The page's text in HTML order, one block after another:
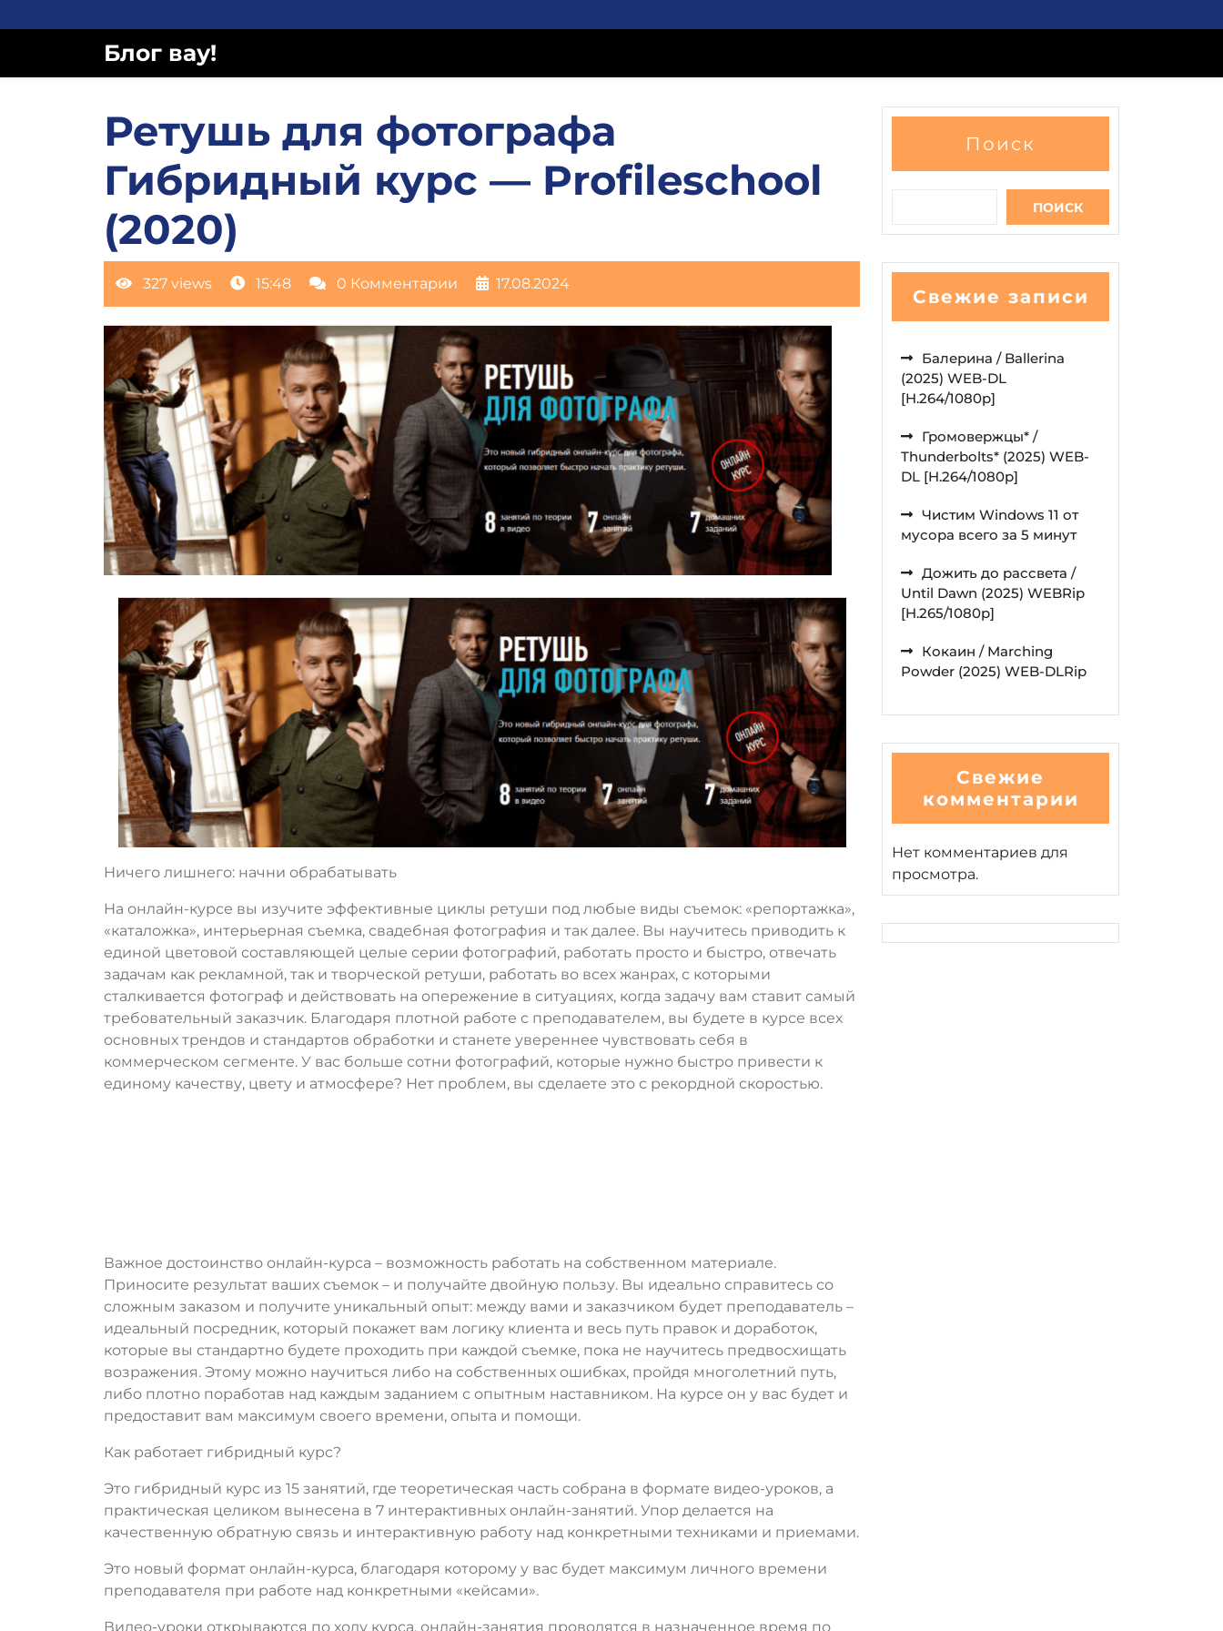
к
Блог вау!
Ретушь для фотографа
Гибридный курс — Profileschool
(2020)
327 views 15:48 0 Комментарии 17.08.2024
Ничего лишнего: начни обрабатывать
На онлайн-курсе вы изучите эффективные циклы ретуши под любые виды съемок: «репортажка»,
«каталожка», интерьерная съемка, свадебная фотография и так далее. Вы научитесь приводить к
единой цветовой составляющей целые серии фотографий, работать просто и быстро, отвечать
задачам как рекламной, так и творческой ретуши, работать во всех жанрах, с которыми
сталкивается фотограф и действовать на опережение в ситуациях, когда задачу вам ставит самый
требовательный заказчик. Благодаря плотной работе с преподавателем, вы будете в курсе всех
основных трендов и стандартов обработки и станете увереннее чувствовать себя в
коммерческом сегменте. У вас больше сотни фотографий, которые нужно быстро привести к
единому качеству, цвету и атмосфере? Нет проблем, вы сделаете это с рекордной скоростью.
Важное достоинство онлайн-курса – возможность работать на собственном материале.
Приносите результат ваших съемок – и получайте двойную пользу. Вы идеально справитесь со
сложным заказом и получите уникальный опыт: между вами и заказчиком будет преподаватель –
идеальный посредник, который покажет вам логику клиента и весь путь правок и доработок,
которые вы стандартно будете проходить при каждой съемке, пока не научитесь предвосхищать
возражения. Этому можно научиться либо на собственных ошибках, пройдя многолетний путь,
либо плотно поработав над каждым заданием с опытным наставником. На курсе он у вас будет и
предоставит вам максимум своего времени, опыта и помощи.
Как работает гибридный курс?
Это гибридный курс из 15 занятий, где теоретическая часть собрана в формате видео-уроков, а
практическая целиком вынесена в 7 интерактивных онлайн-занятий. Упор делается на
качественную обратную связь и интерактивную работу над конкретными техниками и приемами.
Это новый формат онлайн-курса, благодаря которому у вас будет максимум личного времени
преподавателя при работе над конкретными «кейсами».
Видео-уроки открываются по ходу курса, онлайн-занятия проводятся в назначенное время по
Поиск
ПОИСК
Свежие записи
Балерина / Ballerina
(2025) WEB-DL
[H.264/1080p]
Громовержцы* /
Thunderbolts* (2025) WEB-
DL [H.264/1080p]
Чистим Windows 11 от
мусора всего за 5 минут
Дожить до рассвета /
Until Dawn (2025) WEBRip
[H.265/1080p]
Кокаин / Marching
Powder (2025) WEB-DLRip
Свежие
комментарии
Нет комментариев для
просмотра.